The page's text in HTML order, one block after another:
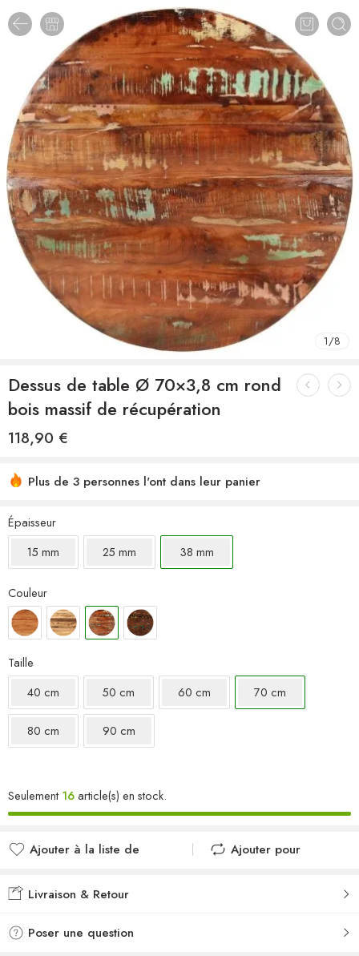
1/8
Dessus de table Ø 70×3,8 cm rond
bois massif de récupération
118,90 €
Plus de 3 personnes l'ont dans leur panier
Épaisseur
15 mm
25 mm 38 mm
Couleur
Taille
40 cm
50 cm 60 cm 70 cm
80 cm 90 cm
Seulement 16article(s) en stock.
Ajouter à la liste de
Ajouté à la liste de
Ajouter pour
Livraison & Retour
Poser une question